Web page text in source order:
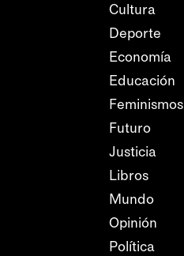
Cultura
Deporte
Economía
Educación
Feminismos
Futuro
Justicia
Libros
Mundo
Opinión
Política